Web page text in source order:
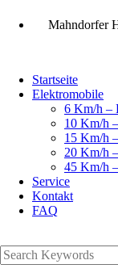
Mahndorfer
Startseite
Elektromobile
6 Km/h –
10 Km/h
15 Km/h
20 Km/h
45 Km/h
Service
Kontakt
FAQ